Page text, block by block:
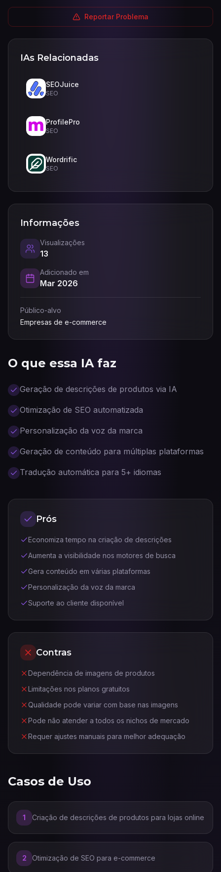
O que essa IA faz
Geração de descrições de produtos via IA
Otimização de SEO automatizada
Personalização da voz da marca
Geração de conteúdo para múltiplas plataformas
Tradução automática para 5+ idiomas
Prós
Economiza tempo na criação de descrições
Aumenta a visibilidade nos motores de busca
Gera conteúdo em várias plataformas
Personalização da voz da marca
Suporte ao cliente disponível
Contras
Dependência de imagens de produtos
Limitações nos planos gratuitos
Qualidade pode variar com base nas imagens
Pode não atender a todos os nichos de mercado
Requer ajustes manuais para melhor adequação
Casos de Uso
1 Criação de descrições de produtos para lojas online
2 Otimização de SEO para e-commerce
Reportar Problema
IAs Relacionadas
SEOJuice
SEO
ProfilePro
SEO
Wordrific
SEO
Informações
Visualizações
13
Adicionado em
Mar 2026
Público-alvo
Empresas de e-commerce